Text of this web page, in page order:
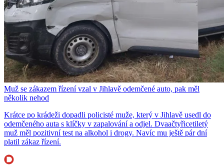
Muž se zákazem řízení vzal v Jihlavě odemčené auto, pak měl
několik nehod
Krátce po krádeži dopadli policisté muže, který v Jihlavě usedl do
odemčeného auta s klíčky v zapalování a odjel. Dvaačtyřicetiletý
muž měl pozitivní test na alkohol i drogy. Navíc mu ještě pár dní
platil zákaz řízení.